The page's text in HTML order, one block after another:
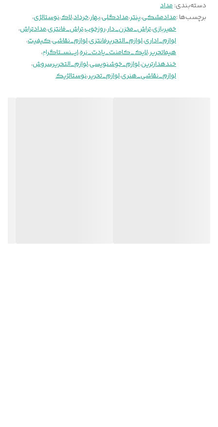
دسته‌بندی:مداد
برچسب‌ها :مدادمشکی،پنتر،مدادگلی،بهار،خرداد،لاک،نوستالژی،
خمیربازی،تراش_مخزن_دار،روزخوب،تراش_فانتزی،مدادتراش،
لوازم_اداری،لوازم_التحریرفانتزی،لوازم_نقاشی،کیفیت،
هیماتحریر،لایک_کامنت_یادت_نره،ایـــنســتاگراݦ،
خندهدارترین،لوازم_خوشنویسی،لوازم_التحریرسروش،
لوازم_نقاشی_هنری،لوازم_تحریر،نوستالژیک